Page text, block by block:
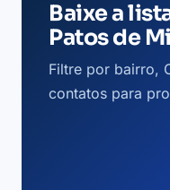
Baixe a
Patos de
Filtre por bairro,
contatos para